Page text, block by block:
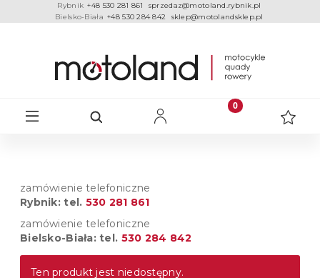
Rybnik +48 530 281 861
sprzedaz@motoland.rybnik.pl
Bielsko-Biała +48 530 284 842 sklep@motolandsklep.pl
zamówienie telefoniczne
Rybnik: tel. 530 281 861
zamówienie telefoniczne
Bielsko-Biała: tel. 530 284 842
Ten produkt jest niedostępny.